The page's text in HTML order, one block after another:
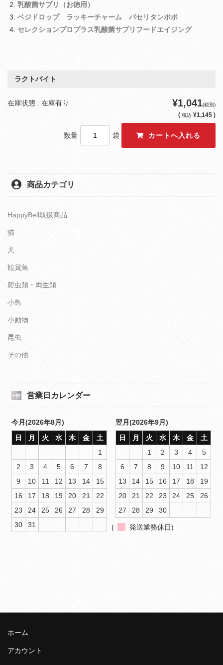
乳酸菌サプリ（お徳用）
ベジドロップ ラッキーチャーム パセリタンポポ
セレクションプロプラス乳酸菌サプリフードエイジング
ラクトバイト
在庫状態 : 在庫有り ¥1,041(税別)
( 税込 ¥1,145 )
数量 袋
商品カテゴリ
HappyBell取扱商品
猫
犬
観賞魚
爬虫類・両生類
小鳥
小動物
昆虫
その他
営業日カレンダー
今月(2026年8月)
日
月 火 水 木 金
土
1
2
3 4 5 6 7
8
9
10 11 12 13 14
15
16
17 18 19 20 21
22
23
24 25 26 27 28
29
30
31
翌月(2026年9月)
日
月 火 水 木 金
土
1
2 3 4
5
6
7 8 9 10 11
12
13
14 15 16 17 18
19
20
21 22 23 24 25
26
27
28 29 30
( 発送業務休日)
ホーム
アカウント